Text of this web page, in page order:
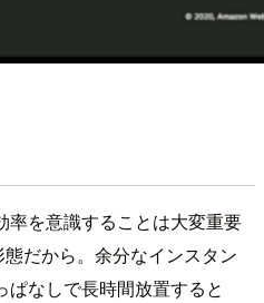
率を意識することは大変重要
だから。余分なインスタン
なしで長時間放置すると